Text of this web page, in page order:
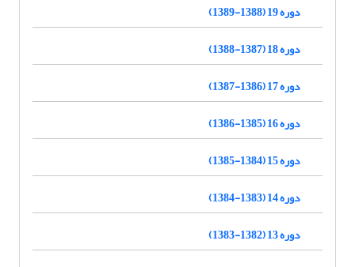
دوره 19 (1388-1389)
دوره 18 (1387-1388)
دوره 17 (1386-1387)
دوره 16 (1385-1386)
دوره 15 (1384-1385)
دوره 14 (1383-1384)
دوره 13 (1382-1383)